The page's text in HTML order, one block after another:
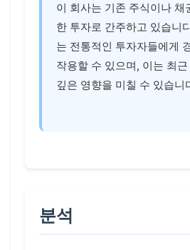
이 회사는 기존 주식이나 채
한 투자로 간주하고 있습니
는 전통적인 투자자들에게
작용할 수 있으며, 이는 최
깊은 영향을 미칠 수 있습니
분석